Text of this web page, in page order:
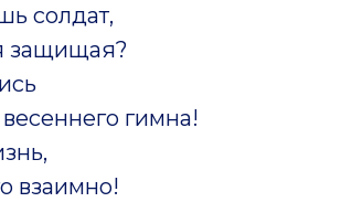
солдат,
защищая?
гимна!
взаимно!